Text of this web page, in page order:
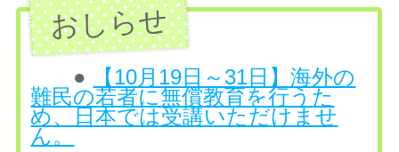
●
【10月19日～31日】海外の
難民の若者に無償教育を行うた
め、日本では受講いただけませ
ん。